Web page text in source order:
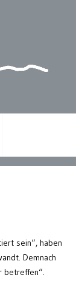
sein“, haben
Demnach
betreffen“.